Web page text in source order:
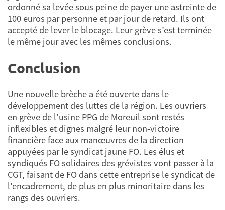
ordonné sa levée sous peine de payer une astreinte de
100 euros par personne et par jour de retard. Ils ont
accepté de lever le blocage. Leur grève s’est terminée
le même jour avec les mêmes conclusions.
Conclusion
Une nouvelle brèche a été ouverte dans le
développement des luttes de la région. Les ouvriers
en grève de l’usine PPG de Moreuil sont restés
inflexibles et dignes malgré leur non-victoire
financière face aux manœuvres de la direction
appuyées par le syndicat jaune FO. Les élus et
syndiqués FO solidaires des grévistes vont passer à la
CGT, faisant de FO dans cette entreprise le syndicat de
l’encadrement, de plus en plus minoritaire dans les
rangs des ouvriers.